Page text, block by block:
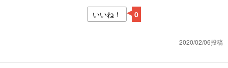
いいね！ 0
2020/02/06投稿